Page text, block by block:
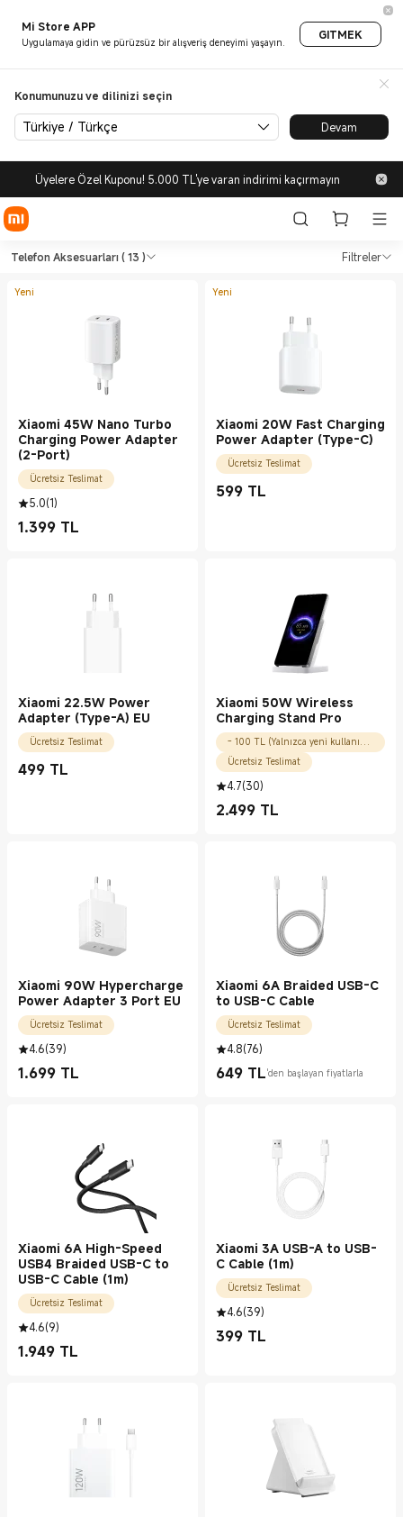
Mi Store APP
Uygulamaya gidin ve pürüzsüz bir alışveriş deneyimi yaşayın.
GITMEK
Konumunuzu ve dilinizi seçin
Türkiye / Türkçe Devam
Üyelere Özel Kuponu! 5.000 TL'ye varan indirimi kaçırmayın
Shop Telefon Telefon
Telefon Aksesuarları ( 13 ) Filtreler
Shop Telefon Telefon Aksesuarları in
Yeni
Xiaomi 45W Nano Turbo
Charging Power Adapter
(2-Port)
Ücretsiz Teslimat
5.0(1)
1.399 TL
Current Price TL1399.00
Yeni
Xiaomi 20W Fast Charging
Power Adapter (Type-C)
Ücretsiz Teslimat
599 TL
Current Price TL599.00
Xiaomi 22.5W Power
Adapter (Type-A) EU
Ücretsiz Teslimat
499 TL
Current Price TL499.00
Xiaomi 50W Wireless
Charging Stand Pro
- 100 TL (Yalnızca yeni kullanıcılar için)
Ücretsiz Teslimat
4.7(30)
2.499 TL
Current Price TL2499.00
Xiaomi 90W Hypercharge
Power Adapter 3 Port EU
Ücretsiz Teslimat
4.6(39)
1.699 TL
Current Price TL1699.00
Xiaomi 6A Braided USB-C
to USB-C Cable
Ücretsiz Teslimat
4.8(76)
649 TL
Current Price TL649.00'den başlayan fiyatlarla
Xiaomi 6A High-Speed
USB4 Braided USB-C to
USB-C Cable (1m)
Ücretsiz Teslimat
4.6(9)
1.949 TL
Current Price TL1949.00
Xiaomi 3A USB-A to USB-
C Cable (1m)
Ücretsiz Teslimat
4.6(39)
399 TL
Current Price TL399.00